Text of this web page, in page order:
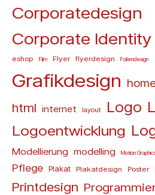
Corporatedesign
Corporate Identity
eshop Film Flyer flyerdesign Foliendesign
Grafikdesign
html internet layout Logo
Logoentwicklung
Modellierung modelling Motion
Pflege Plakat Plakatdesign Poster
Printdesign